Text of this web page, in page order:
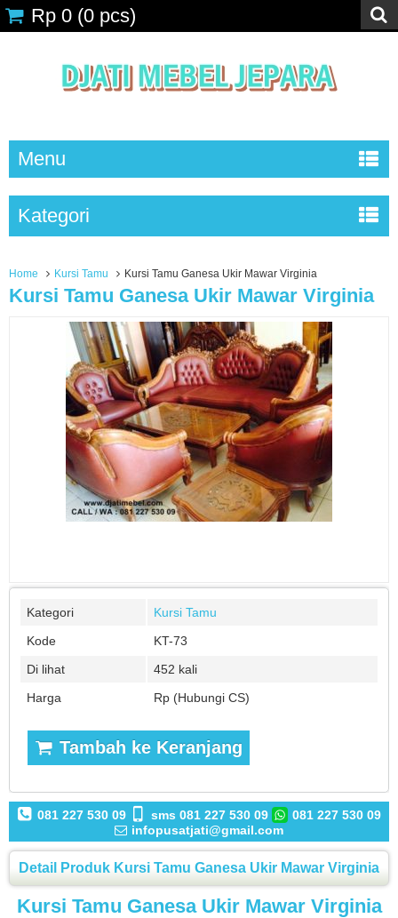
Rp 0 (0 pcs)
Menu
Kategori
Home Kursi Tamu Kursi Tamu Ganesa Ukir Mawar Virginia
Kursi Tamu Ganesa Ukir Mawar Virginia
Kategori
Kursi Tamu
Kode
KT-73
Di lihat
452 kali
Harga
Rp (Hubungi CS)
Tambah ke Keranjang
081 227 530 09 sms 081 227 530 09
081 227 530 09
infopusatjati@gmail.com
Detail Produk Kursi Tamu Ganesa Ukir Mawar Virginia
Kursi Tamu Ganesa Ukir Mawar Virginia